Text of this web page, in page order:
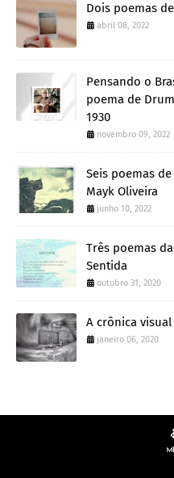
Dois poemas
abril 08, 2022
Pensando o
poema de
1930
novembro 09, 2022
Seis poemas
Mayk Oliveira
junho 10, 2022
Três poemas
Sentida
outubro 31, 2020
A crônica
janeiro 06, 2020